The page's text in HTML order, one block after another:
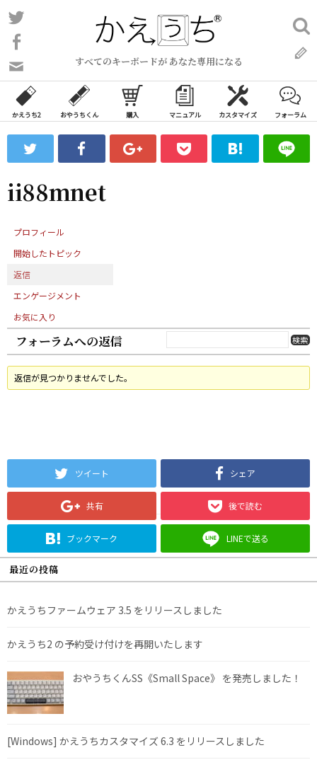
コ
ン
ン
ツ
ス
ッ
プ
すべてのキーボードが あなた専用になる
い
合
わ
フ
ォ
ム
検
索:
かえうち2 おやうちくん 購入 マニュアル カスタマイズ フォーラム
ii88mnet
プロフィール
開始したトピック
返信
エンゲージメント
お気に入り
フォーラムへの返信
返信が見つかりませんでした。
ツイート シェア
共有 後で読む
ブックマーク LINEで送る
最近の投稿
かえうちファームウェア 3.5 をリリースしました
かえうち2 の予約受け付けを再開いたします
おやうちくんSS《Small Space》 を発売しました！
[Windows] かえうちカスタマイズ 6.3 をリリースしました